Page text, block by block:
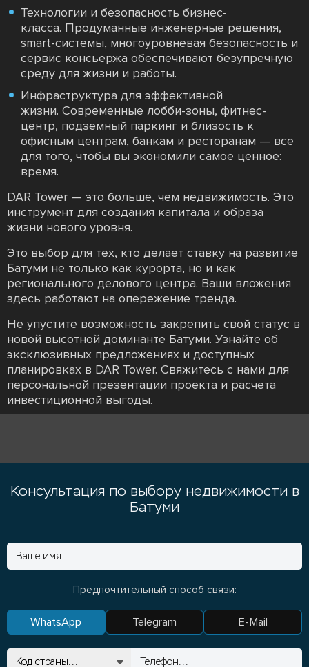
Технологии и безопасность бизнес-
класса. Продуманные инженерные решения,
smart-системы, многоуровневая безопасность и
сервис консьержа обеспечивают безупречную
среду для жизни и работы.
Инфраструктура для эффективной
жизни. Современные лобби-зоны, фитнес-
центр, подземный паркинг и близость к
офисным центрам, банкам и ресторанам — все
для того, чтобы вы экономили самое ценное:
время.
DAR Tower — это больше, чем недвижимость. Это
инструмент для создания капитала и образа
жизни нового уровня.
Это выбор для тех, кто делает ставку на развитие
Батуми не только как курорта, но и как
регионального делового центра. Ваши вложения
здесь работают на опережение тренда.
Не упустите возможность закрепить свой статус в
новой высотной доминанте Батуми. Узнайте об
эксклюзивных предложениях и доступных
планировках в DAR Tower. Свяжитесь с нами для
персональной презентации проекта и расчета
инвестиционной выгоды.
Консультация по выбору недвижимости в
Батуми
Предпочтительный способ связи:
WhatsApp Telegram E-Mail